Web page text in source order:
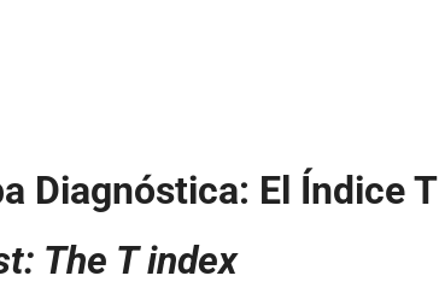
Diagnóstica: El Índice T
The T index